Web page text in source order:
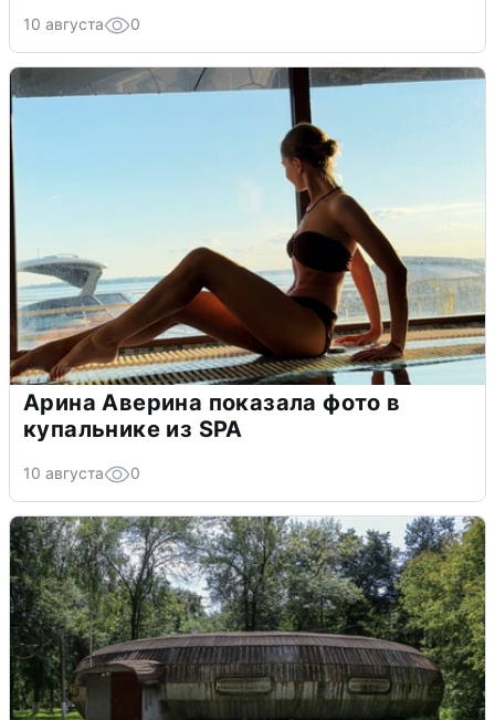
10 августа 0
Арина Аверина показала фото в
купальнике из SPA
10 августа 0